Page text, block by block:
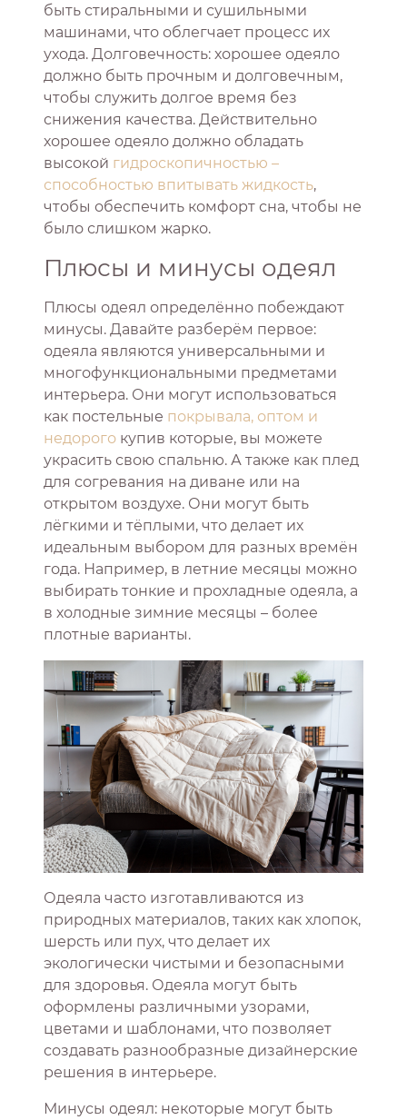
быть стиральными и сушильными
машинами, что облегчает процесс их
ухода. Долговечность: хорошее одеяло
должно быть прочным и долговечным,
чтобы служить долгое время без
снижения качества. Действительно
хорошее одеяло должно обладать
высокой гидроскопичностью –
способностью впитывать жидкость,
чтобы обеспечить комфорт сна, чтобы не
было слишком жарко.
Плюсы и минусы одеял
Плюсы одеял определённо побеждают
минусы. Давайте разберём первое:
одеяла являются универсальными и
многофункциональными предметами
интерьера. Они могут использоваться
как постельные покрывала, оптом и
недорого купив которые, вы можете
украсить свою спальню. А также как плед
для согревания на диване или на
открытом воздухе. Они могут быть
лёгкими и тёплыми, что делает их
идеальным выбором для разных времён
года. Например, в летние месяцы можно
выбирать тонкие и прохладные одеяла, а
в холодные зимние месяцы – более
плотные варианты.
Одеяла часто изготавливаются из
природных материалов, таких как хлопок,
шерсть или пух, что делает их
экологически чистыми и безопасными
для здоровья. Одеяла могут быть
оформлены различными узорами,
цветами и шаблонами, что позволяет
создавать разнообразные дизайнерские
решения в интерьере.
Минусы одеял: некоторые могут быть